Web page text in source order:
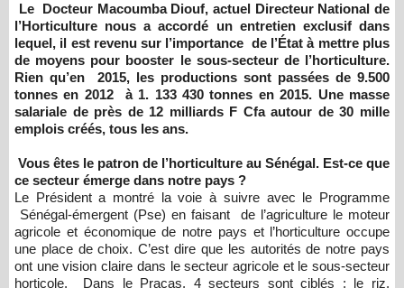
Le Docteur Macoumba Diouf, actuel Directeur National de
l’Horticulture nous a accordé un entretien exclusif dans
lequel, il est revenu sur l’importance de l’État à mettre plus
de moyens pour booster le sous-secteur de l’horticulture.
Rien qu’en 2015, les productions sont passées de 9.500
tonnes en 2012 à 1. 133 430 tonnes en 2015. Une masse
salariale de près de 12 milliards F Cfa autour de 30 mille
emplois créés, tous les ans.
Vous êtes le patron de l’horticulture au Sénégal. Est-ce que
ce secteur émerge dans notre pays ?
Le Président a montré la voie à suivre avec le Programme
Sénégal-émergent (Pse) en faisant de l’agriculture le moteur
agricole et économique de notre pays et l’horticulture occupe
une place de choix. C’est dire que les autorités de notre pays
ont une vision claire dans le secteur agricole et le sous-secteur
horticole. Dans le Pracas, 4 secteurs sont ciblés : le riz,